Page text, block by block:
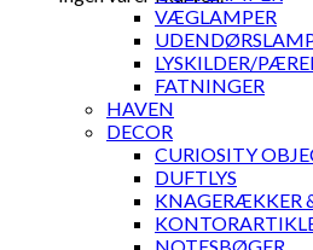
VÆGLAMPER
LYSKILDER/
FATNINGER
HAVEN
DECOR
CURIOSITY
DUFTLYS
KNAGERÆKKER